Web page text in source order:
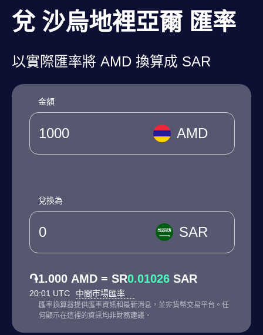
兌 沙烏地裡亞爾 匯率
以實際匯率將 AMD 換算成 SAR
金額
AMD
兌換為
SAR
֏1.000 AMD = SR0.01026 SAR
20:01 UTC 中間市場匯率
匯率換算器提供匯率資訊和最新消息，並非貨幣交易平台。任
何顯示在這裡的資訊均非財務建議。